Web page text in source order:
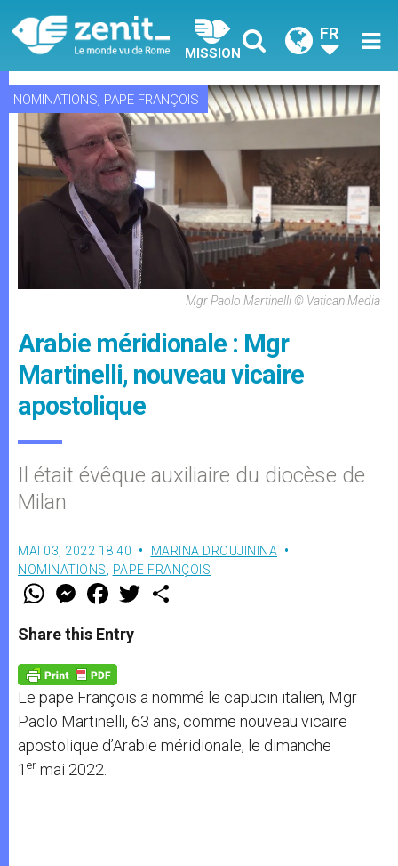
MISSION
FR
NOMINATIONS, PAPE FRANÇOIS
Mgr Paolo Martinelli © Vatican Media
Arabie méridionale : Mgr
Martinelli, nouveau vicaire
apostolique
Il était évêque auxiliaire du diocèse de
Milan
MAI 03, 2022 18:40
MARINA DROUJININA
NOMINATIONS
PAPE FRANÇOIS
W
t
s
p
p
M
e
s
e
g
e
r
F
a
e
b
o
k
w
Share this Entry
Le pape François a nommé le capucin italien, Mgr
Paolo Martinelli, 63 ans, comme nouveau vicaire
apostolique d’Arabie méridionale, le dimanche
1 er mai 2022.